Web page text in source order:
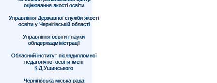
оцінювання якості освіти
Управління Державної служби якості
освіти у Чернігівській області
Управління освіти і науки
облдержадміністрації
Обласний інститут післядипломної
педагогічної освіти імені
К.Д.Ушинського
Чернігівська міська рада